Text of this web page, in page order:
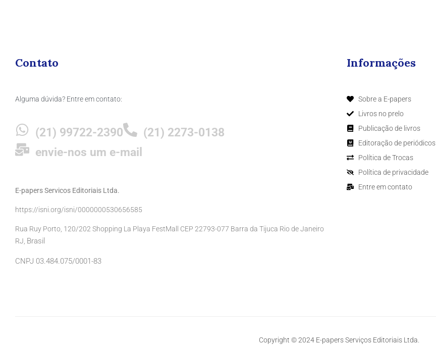
Contato
Alguma dúvida? Entre em contato:
(21) 99722-2390
(21) 2273-0138
envie-nos um e-mail
E-papers Servicos Editoriais Ltda.
https://isni.org/isni/0000000530656585
Rua Ruy Porto, 120/202 Shopping La Playa FestMall CEP 22793-077 Barra da Tijuca Rio de Janeiro
RJ, Brasil
CNPJ 03.484.075/0001-83
Informações
Sobre a E-papers
Livros no prelo
Publicação de livros
Editoração de periódicos
Política de Trocas
Política de privacidade
Entre em contato
Copyright © 2024 E-papers Serviços Editoriais Ltda.